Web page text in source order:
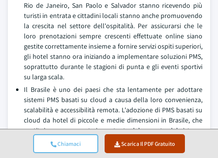
Chiamaci Scarica Il PDF Gratuito
Rio de Janeiro, San Paolo e Salvador stanno ricevendo più
turisti in entrata e cittadini locali stanno anche promuovendo
la crescita nel settore dell'ospitalità. Per assicurarsi che le
loro prenotazioni sempre crescenti effettuate online siano
gestite correttamente insieme a fornire servizi ospiti superiori,
gli hotel stanno ora iniziando a implementare soluzioni PMS,
soprattutto durante le stagioni di punta e gli eventi sportivi
su larga scala.
Il Brasile è uno dei paesi che sta lentamente per adottare
sistemi PMS basati su cloud a causa della loro convenienza,
scalabilità e accessibilità remota. L'adozione di PMS basati su
cloud da hotel di piccole e medie dimensioni in Brasile, che
costituiscono una parte importante del mercato del sistema
di gestione della proprietà alberghiera, può anche essere
attribuita ai costi di manutenzione IT diminuiti a causa dei